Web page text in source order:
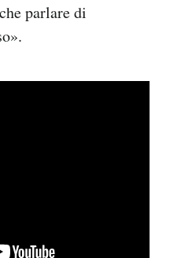
parlare di